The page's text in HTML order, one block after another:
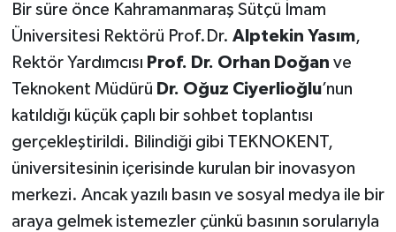
Bir süre önce Kahramanmaraş Sütçü İmam
Üniversitesi Rektörü Prof.Dr. Alptekin Yasım,
Rektör Yardımcısı Prof. Dr. Orhan Doğan ve
Teknokent Müdürü Dr. Oğuz Ciyerlioğlu’nun
katıldığı küçük çaplı bir sohbet toplantısı
gerçekleştirildi. Bilindiği gibi TEKNOKENT,
üniversitesinin içerisinde kurulan bir inovasyon
merkezi. Ancak yazılı basın ve sosyal medya ile bir
araya gelmek istemezler çünkü basının sorularıyla
Spor
SürManşet
Teknoloji
Yaşam
KAHRAMANMARAŞ